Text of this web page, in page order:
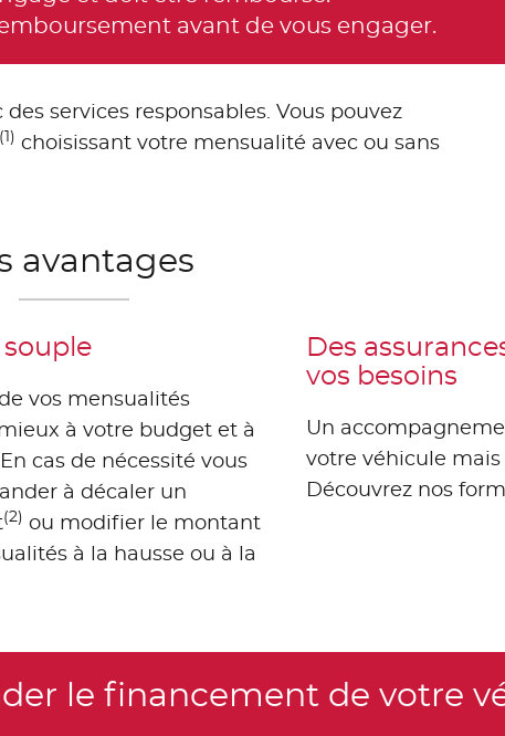
avant de vous engager.
services responsables. Vous pouvez
(1) choisissant votre mensualité avec ou sans
avantages
vos mensualités
à votre budget et à
cas de nécessité vous
à décaler un
(2) ou modifier le montant
à la hausse ou à la
Des
vos besoins
Un
votre véhicule mais
Découvrez nos
le financement de votre